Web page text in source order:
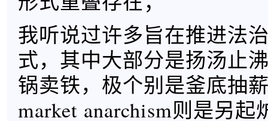
我听说过许多旨在推进法
式，其中大部分是扬汤止
锅卖铁，极个别是釜底抽
market anarchism则是另